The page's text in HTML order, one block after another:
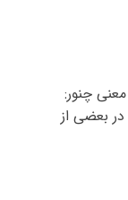
چنور:
بعضی از